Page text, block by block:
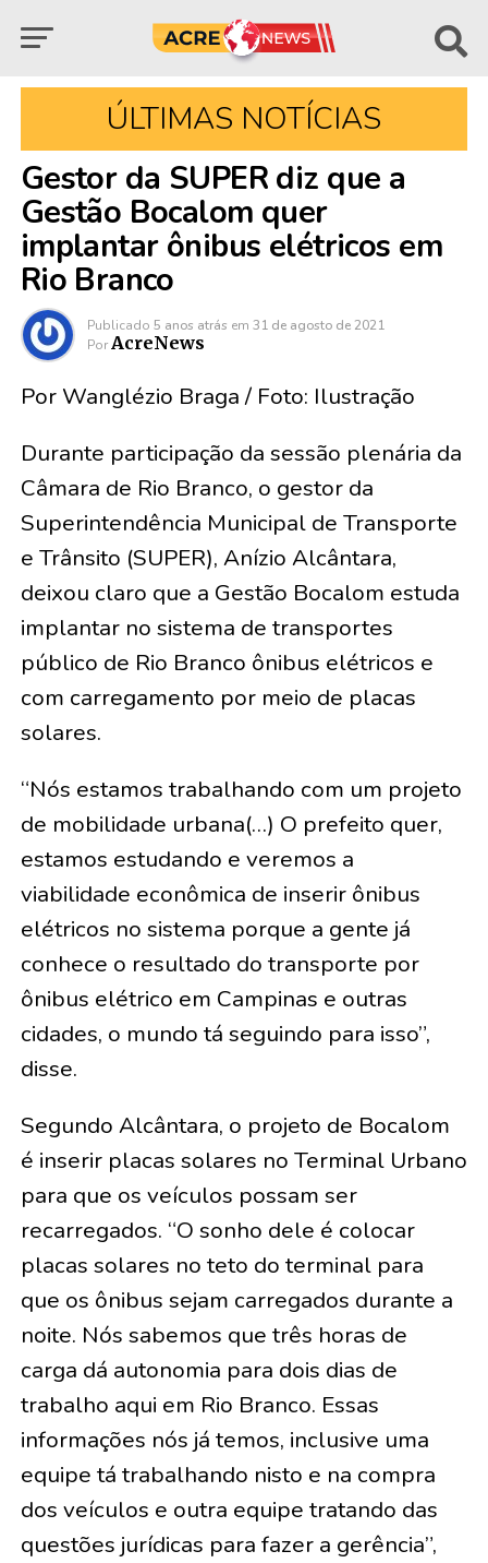
ÚLTIMAS NOTÍCIAS
Gestor da SUPER diz que a
Gestão Bocalom quer
implantar ônibus elétricos em
Rio Branco
Publicado 5 anos atrás em 31 de agosto de 2021
Por AcreNews
Por Wanglézio Braga / Foto: Ilustração
Durante participação da sessão plenária da
Câmara de Rio Branco, o gestor da
Superintendência Municipal de Transporte
e Trânsito (SUPER), Anízio Alcântara,
deixou claro que a Gestão Bocalom estuda
implantar no sistema de transportes
público de Rio Branco ônibus elétricos e
com carregamento por meio de placas
solares.
“Nós estamos trabalhando com um projeto
de mobilidade urbana(…) O prefeito quer,
estamos estudando e veremos a
viabilidade econômica de inserir ônibus
elétricos no sistema porque a gente já
conhece o resultado do transporte por
ônibus elétrico em Campinas e outras
cidades, o mundo tá seguindo para isso”,
disse.
Segundo Alcântara, o projeto de Bocalom
é inserir placas solares no Terminal Urbano
para que os veículos possam ser
recarregados. “O sonho dele é colocar
placas solares no teto do terminal para
que os ônibus sejam carregados durante a
noite. Nós sabemos que três horas de
carga dá autonomia para dois dias de
trabalho aqui em Rio Branco. Essas
informações nós já temos, inclusive uma
equipe tá trabalhando nisto e na compra
dos veículos e outra equipe tratando das
questões jurídicas para fazer a gerência”,